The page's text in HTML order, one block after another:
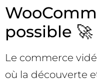
possible 🚀
Le commerce
où la découverte